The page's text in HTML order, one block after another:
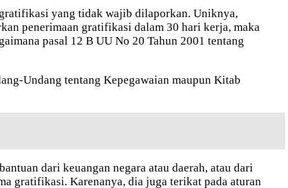
yang tidak wajib dilaporkan. Uniknya,
penerimaan gratifikasi dalam 30 hari kerja, maka
pasal 12 B UU No 20 Tahun 2001 tentang
Undang tentang Kepegawaian maupun Kitab
dari keuangan negara atau daerah, atau dari
gratifikasi. Karenanya, dia juga terikat pada aturan